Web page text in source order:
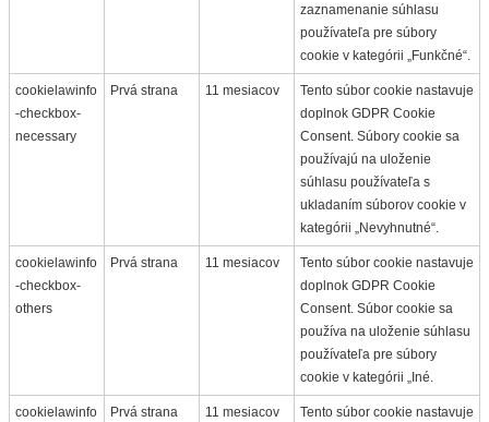
zaznamenanie súhlasu
používateľa pre súbory
cookie v kategórii „Funkčné“.
cookielawinfo
-checkbox-
necessary
Prvá strana 11 mesiacov
Tento súbor cookie nastavuje
doplnok GDPR Cookie
Consent. Súbory cookie sa
používajú na uloženie
súhlasu používateľa s
ukladaním súborov cookie v
kategórii „Nevyhnutné“.
cookielawinfo
-checkbox-
others
Prvá strana 11 mesiacov
Tento súbor cookie nastavuje
doplnok GDPR Cookie
Consent. Súbor cookie sa
používa na uloženie súhlasu
používateľa pre súbory
cookie v kategórii „Iné.
cookielawinfo
Prvá strana 11 mesiacov
Tento súbor cookie nastavuje